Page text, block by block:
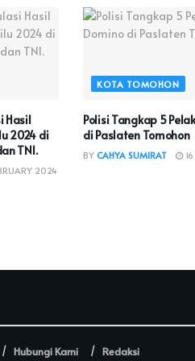
Hasil
2024 di
TNI.
2024
KOTA TOMOHON
Polisi Tangkap 5
di Paslaten Tomohon
BY CAHYA SUMIRAT 16
Hubungi Kami Redaksi